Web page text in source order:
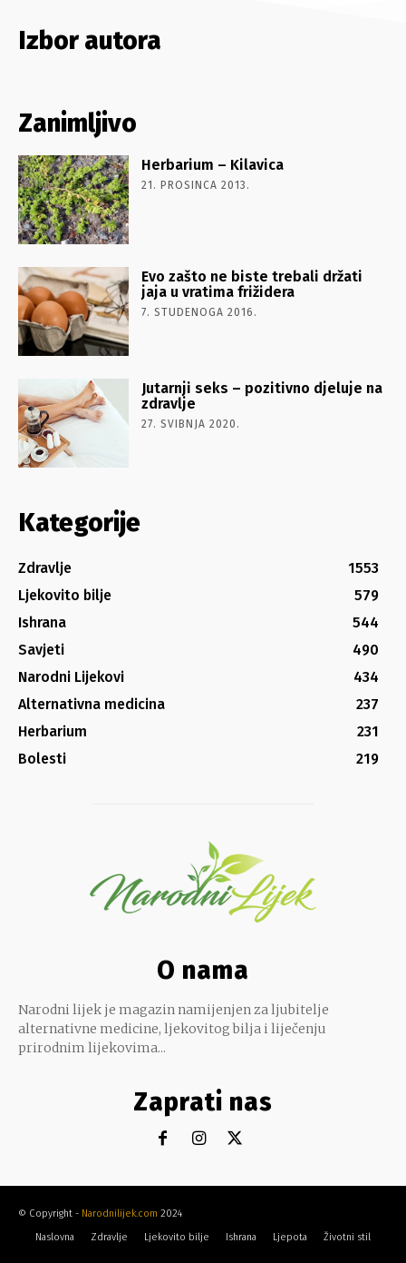
Izbor autora
Zanimljivo
Herbarium – Kilavica
21. PROSINCA 2013.
Evo zašto ne biste trebali držati
jaja u vratima frižidera
7. STUDENOGA 2016.
Jutarnji seks – pozitivno djeluje na
zdravlje
27. SVIBNJA 2020.
Kategorije
Zdravlje
1553
Ljekovito bilje
579
Ishrana
544
Savjeti
490
Narodni Lijekovi
434
Alternativna medicina
237
Herbarium
231
Bolesti
219
O nama
Narodni lijek je magazin namijenjen za ljubitelje
alternativne medicine, ljekovitog bilja i liječenju
prirodnim lijekovima...
Zaprati nas
© Copyright - Narodnilijek.com 2024
Naslovna
Zdravlje Ljekovito bilje Ishrana Ljepota Životni stil